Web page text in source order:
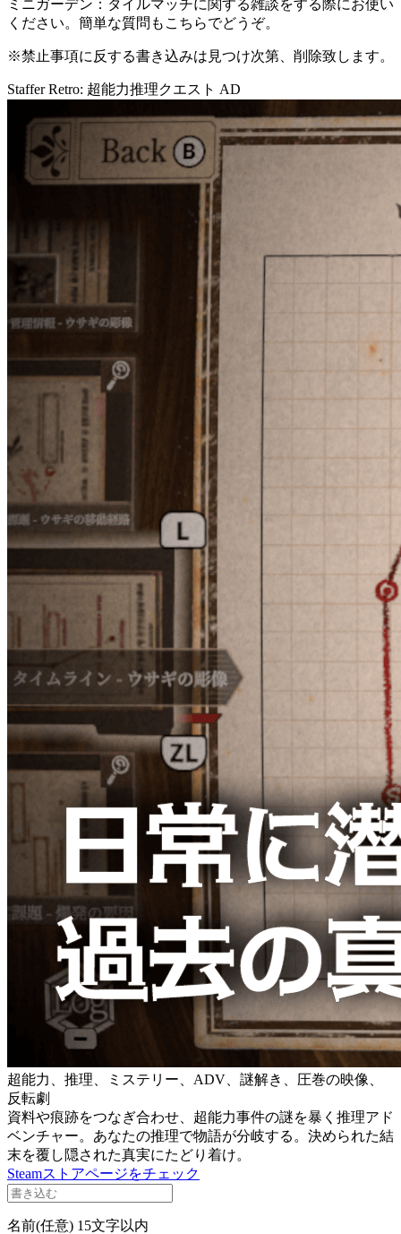
ミニガーデン：タイルマッチに関する雑談をする際にお使い
ください。簡単な質問もこちらでどうぞ。
※禁止事項に反する書き込みは見つけ次第、削除致します。
Staffer Retro: 超能力推理クエスト AD
超能力、推理、ミステリー、ADV、謎解き、圧巻の映像、
反転劇
資料や痕跡をつなぎ合わせ、超能力事件の謎を暴く推理アド
ベンチャー。あなたの推理で物語が分岐する。決められた結
末を覆し隠された真実にたどり着け。
Steamストアページをチェック
名前(任意) 15文字以内